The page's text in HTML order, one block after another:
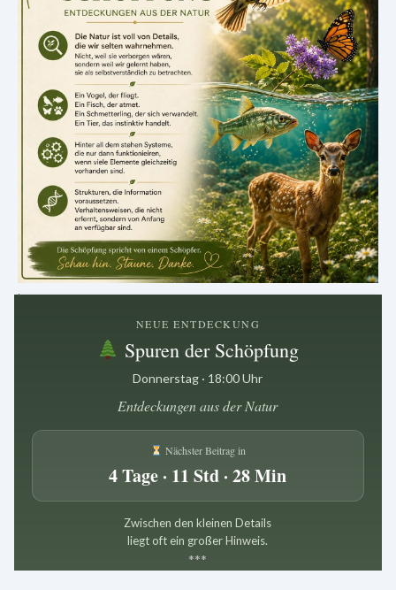
.
NEUE ENTDECKUNG
Spuren der Schöpfung
Donnerstag · 18:00 Uhr
Entdeckungen aus der Natur
Nächster Beitrag in
4 Tage · 11 Std · 28 Min
Zwischen den kleinen Details
liegt oft ein großer Hinweis.
***